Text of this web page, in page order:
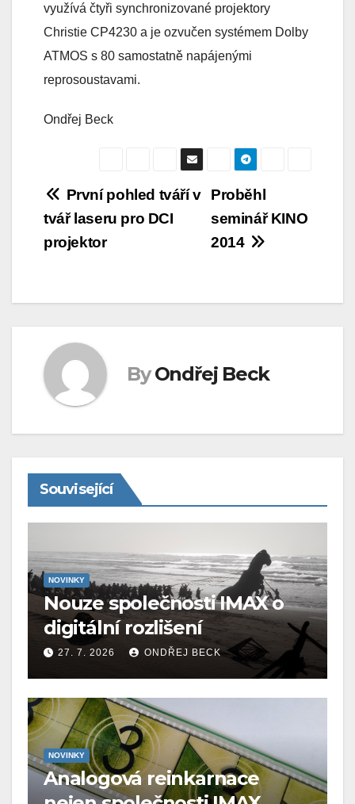
využívá čtyři synchronizované projektory
Christie CP4230 a je ozvučen systémem Dolby
ATMOS s 80 samostatně napájenými
reprosoustavami.
Ondřej Beck
Navigace
pro
Proběhl
seminář KINO
2014
První pohled tváří v
tvář laseru pro DCI
projektor
By Ondřej Beck
Související
NOVINKY
Nouze společnosti IMAX o
digitální rozlišení
27. 7. 2026 ONDŘEJ BECK
NOVINKY
Analogová reinkarnace